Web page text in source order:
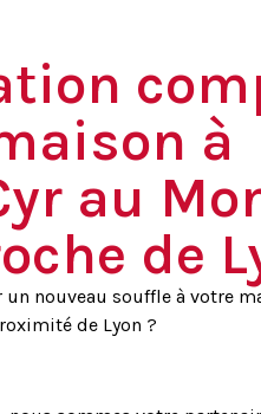
à
au
de
un nouveau souffle à votre
de Lyon ?